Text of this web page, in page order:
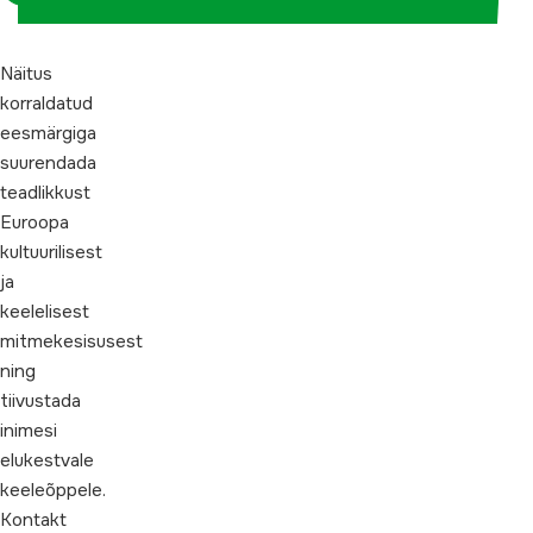
Näitus
korraldatud
eesmärgiga
suurendada
teadlikkust
Euroopa
kultuurilisest
ja
keelelisest
mitmekesisusest
ning
tiivustada
inimesi
elukestvale
keeleõppele.
Kontakt